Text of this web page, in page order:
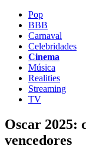
Pop
BBB
Carnaval
Celebridades
Cinema
Música
Realities
Streaming
TV
Oscar 2025:
vencedores